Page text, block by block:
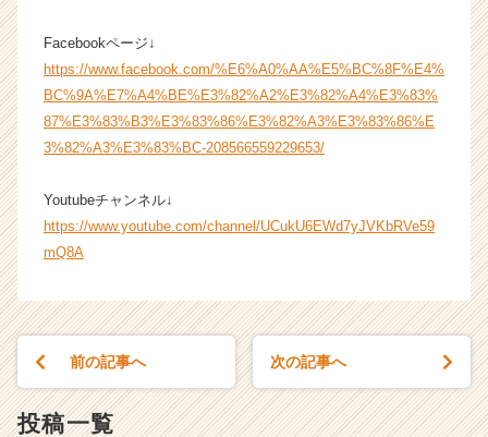
Facebookページ↓
https://www.facebook.com/%E6%A0%AA%E5%BC%8F%E4%
BC%9A%E7%A4%BE%E3%82%A2%E3%82%A4%E3%83%
87%E3%83%B3%E3%83%86%E3%82%A3%E3%83%86%E
3%82%A3%E3%83%BC-208566559229653/
Youtubeチャンネル↓
https://www.youtube.com/channel/UCukU6EWd7yJVKbRVe59
mQ8A
前の記事へ 次の記事へ
投稿一覧